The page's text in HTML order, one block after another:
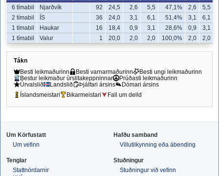
6 tímabil Njarðvík 92 24,5 2,6 5,5 47,1% 2,6
5,5
2 tímabil
ÍS 36 24,0 3,1 6,1 51,4% 3,1
6,1
1 tímabil
Haukar 16 18,4 0,9 3,1 28,6% 0,9
3,1
1 tímabil
Valur 1 20,0 2,0 2,0 100,0% 2,0 2,0
Tákn
Besti leikmaðurinn
Besti varnarmaðurinn
Besti ungi leikmaðurinn
Bestur leikmaður úrslitakeppninnar
Prúðasti leikmaðurinn
Úrvalslið
Landslið Þjálfari ársins
Dómari ársins
Íslandsmeistari
Bikarmeistari Fall um deild
Um Körfustatt
Um vefinn
Hafðu samband
Villutilkynning eða ábending
Tenglar
Stattnördarnir
Stuðningur
Stuðningur við vefinn